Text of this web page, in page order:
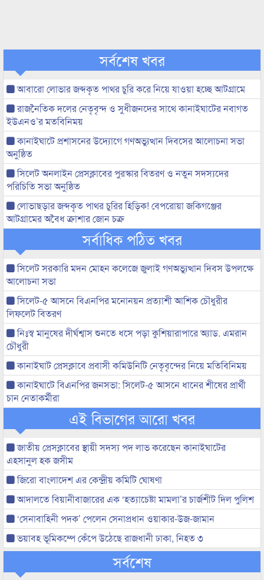
সর্বশেষ খবর
আবারো লোভার জব্দকৃত পাথর চুরি করে নিয়ে যাওয়া হচ্ছে আটগ্রামে
রাজনৈতিক দলের নেতৃবৃন্দ ও সুধীজনদের সাথে কানাইঘাটের নবাগত
ইউএনও’র মতবিনিময়
কানাইঘাটে প্রশাসনের উদ্যোগে গণঅভ্যুত্থান দিবসের আলোচনা সভা
অনুষ্ঠিত
সিলেট অনলাইন প্রেসক্লাবের পুরস্কার বিতরণ ও নতুন সদস্যদের
পরিচিতি সভা অনুষ্ঠিত
লোভাছড়ার জব্দকৃত পাথর চুরির হিড়িক! বেপরোয়া জকিগঞ্জের
আটগ্রামের অবৈধ ক্রাশার জোন চক্র
সর্বাধিক পঠিত খবর
সিলেট সরকারি মদন মোহন কলেজে জুলাই গণঅভ্যুত্থান দিবস উপলক্ষে
আলোচনা সভা
সিলেট-৫ আসনে বিএনপির মনোনয়ন প্রত্যাশী আশিক চৌধুরীর
লিফলেট বিতরণ
নিঃস্ব মানুষের দীর্ঘশ্বাস শুনতে ধসে পড়া কুশিয়ারাপারে অ্যাড. এমরান
চৌধুরী
কানাইঘাট প্রেসক্লাবে প্রবাসী কমিউনিটি নেতৃবৃন্দের নিয়ে মতিবিনিময়
কানাইঘাটে বিএনপির জনসভা: সিলেট-৫ আসনে ধানের শীষের প্রার্থী
চান নেতাকর্মীরা
এই বিভাগের আরো খবর
জাতীয় প্রেসক্লাবের স্থায়ী সদস্য পদ লাভ করেছেন কানাইঘাটের
এহসানুল হক জসীম
জিরো বাংলাদেশ এর কেন্দ্রীয় কমিটি ঘোষণা
আদালতে বিয়ানীবাজারের এক ‘হত্যাচেষ্টা মামলা’র চার্জশীট দিল পুলিশ
‘সেনাবাহিনী পদক’ পেলেন সেনাপ্রধান ওয়াকার-উজ-জামান
ভয়াবহ ভূমিকম্পে কেঁপে উঠেছে রাজধানী ঢাকা, নিহত ৩
সর্বশেষ